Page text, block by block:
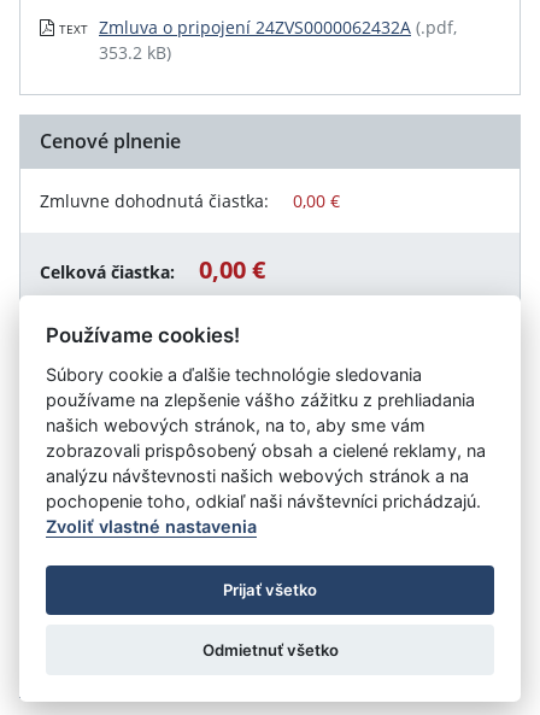
TEXT Zmluva o pripojení 24ZVS0000062432A (.pdf,
353.2 kB)
Cenové plnenie
Zmluvne dohodnutá čiastka: 0,00 €
Celková čiastka: 0,00 €
Návrat späť
Vystavil:Správa mestských komunikácií Poprad
Úrad vlády SR
- Všetky práva vyhradené
Prehlásenie o prístupnosti
Zmluvy do 31.12.2010
Nastavenia cookies
: Aglo Solutions
Používame cookies!
Súbory cookie a ďalšie technológie sledovania
používame na zlepšenie vášho zážitku z prehliadania
našich webových stránok, na to, aby sme vám
zobrazovali prispôsobený obsah a cielené reklamy, na
analýzu návštevnosti našich webových stránok a na
pochopenie toho, odkiaľ naši návštevníci prichádzajú.
Zvoliť vlastné nastavenia
Prijať všetko
Odmietnuť všetko